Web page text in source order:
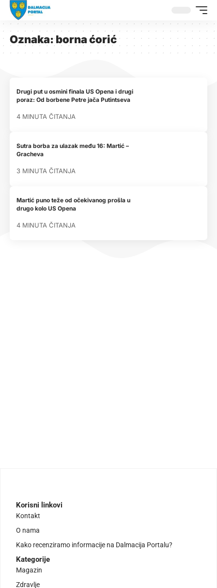
Oznaka:borna ćorić
Drugi put u osmini finala US Opena i drugi
poraz: Od borbene Petre jača Putintseva
4 MINUTA ČITANJA
Sutra borba za ulazak među 16: Martić –
Gracheva
3 MINUTA ČITANJA
Martić puno teže od očekivanog prošla u
drugo kolo US Opena
4 MINUTA ČITANJA
Korisni linkovi
Kontakt
O nama
Kako recenziramo informacije na Dalmacija Portalu?
Kategorije
Magazin
Zdravlje